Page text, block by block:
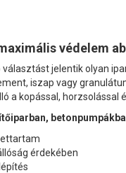
védelem
jelentik olyan
iszap vagy
a kopással, horzsolással
érdekében